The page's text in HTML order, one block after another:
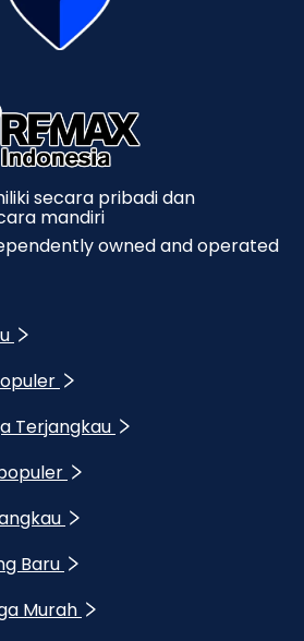
secara pribadi dan
mandiri
owned and operated
Terjangkau
Baru
Murah